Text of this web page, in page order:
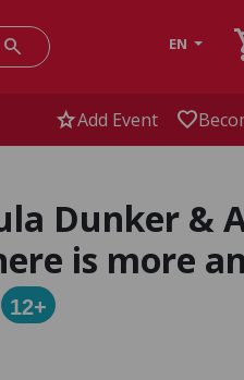
search EN
starAdd Event favorite
Dunker &
is more
12+